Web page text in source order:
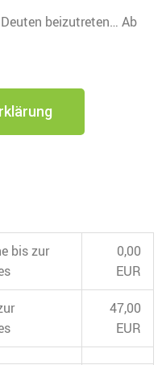
beizutreten… Ab
bis zur
0,00
EUR
47,00
EUR